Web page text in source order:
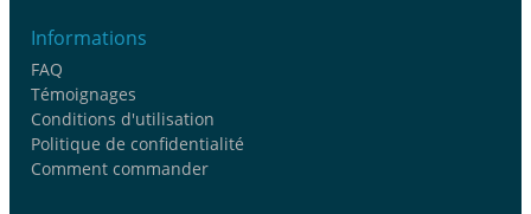
Informations
FAQ
Témoignages
Conditions d'utilisation
Politique de confidentialité
Comment commander